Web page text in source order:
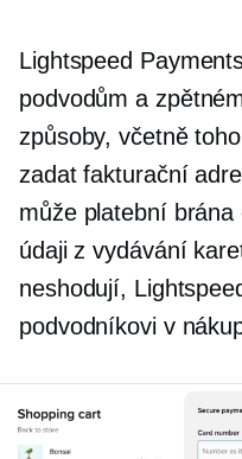
Lightspeed
podvodům a
způsoby, včetně
zadat fakturační
může platební
údaji zvydávání
neshodují,
podvodníkovi v